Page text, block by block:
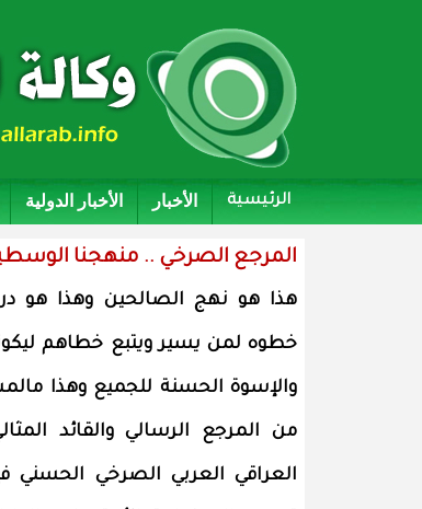
الرئيسية الأخبار الأخبار الدولية
المرجع الصرخي .. منهجنا
هذا هو نهج الصالحين وهذا هو
خطوه لمن يسير ويتبع خطاهم
والإسوة الحسنة للجميع وهذا
من المرجع الرسالي والقائد
العراقي العربي الصرخي الحسني